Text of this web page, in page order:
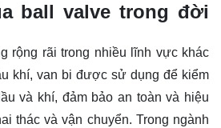
ball valve trong đời
rộng rãi trong nhiều lĩnh vực khác
khí, van bi được sử dụng để kiểm
và khí, đảm bảo an toàn và hiệu
thác và vận chuyển. Trong ngành